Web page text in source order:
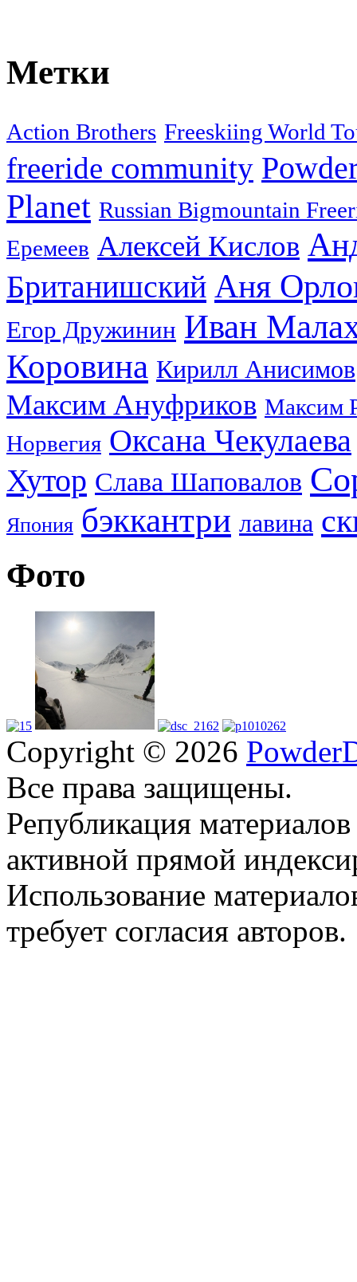
Метки
Action Brothers Freeskiing World
freeride community
Planet Russian Bigmountain
Еремеев Алексей Кислов
Британишский Аня
Егор Дружинин Иван
Коровина Кирилл Анисимов
Максим Ануфриков Максим
Норвегия Оксана Чекулаева
Хутор Слава Шаповалов
Япония бэккантри лавина
Фото
Copyright © 2026
Все права защищены.
Републикация
активной прямой
Использование
требует согласия авторов.